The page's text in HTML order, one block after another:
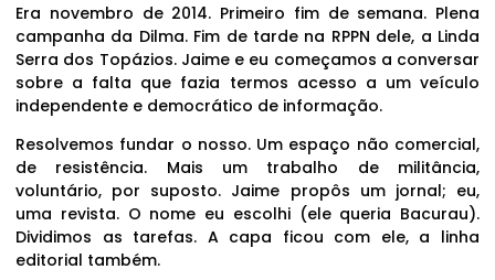
Era novembro de 2014. Primeiro fim de semana. Plena
campanha da Dilma. Fim de tarde na RPPN dele, a Linda
Serra dos Topázios. Jaime e eu começamos a conversar
sobre a falta que fazia termos acesso a um veículo
independente e democrático de informação.
Resolvemos fundar o nosso. Um espaço não comercial,
de resistência. Mais um trabalho de militância,
voluntário, por suposto. Jaime propôs um jornal; eu,
uma revista. O nome eu escolhi (ele queria Bacurau).
Dividimos as tarefas. A capa ficou com ele, a linha
editorial também.